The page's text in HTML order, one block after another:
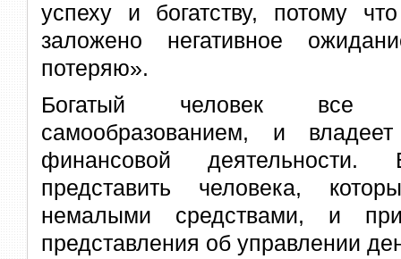
успеху и богатству, потому
заложено негативное
потеряю».
Богатый человек все
самообразованием, и
финансовой
представить человека,
немалыми средствами, и
представления об управлении